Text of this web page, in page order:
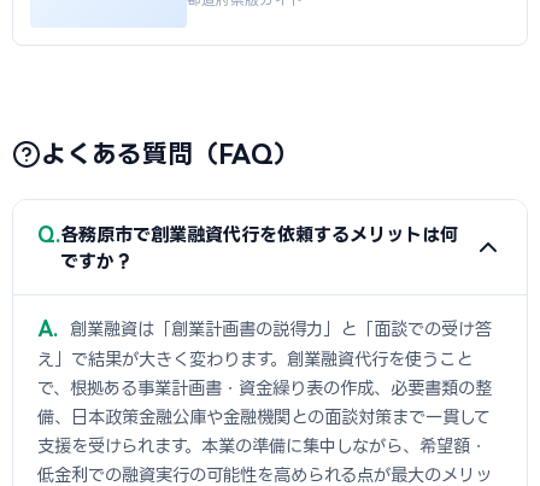
よくある質問（FAQ）
Q 各務原市で創業融資代行を依頼するメリットは何
ですか？
A
創業融資は「創業計画書の説得力」と「面談での受け答
え」で結果が大きく変わります。創業融資代行を使うこと
で、根拠ある事業計画書・資金繰り表の作成、必要書類の整
備、日本政策金融公庫や金融機関との面談対策まで一貫して
支援を受けられます。本業の準備に集中しながら、希望額・
低金利での融資実行の可能性を高められる点が最大のメリッ